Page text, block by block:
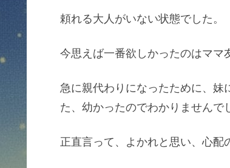
頼れる大人がいない状態でした。
今思えば一番欲しかったのはママ
急に親代わりになったために、妹
た、幼かったのでわかりませんで
正直言って、よかれと思い、心配